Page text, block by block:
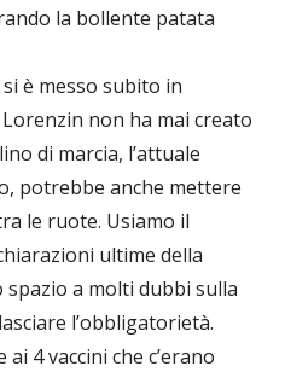
la bollente patata
è messo subito in
non ha mai creato
di marcia, l’attuale
potrebbe anche mettere
le ruote. Usiamo il
ultime della
a molti dubbi sulla
l’obbligatorietà.
4 vaccini che c’erano